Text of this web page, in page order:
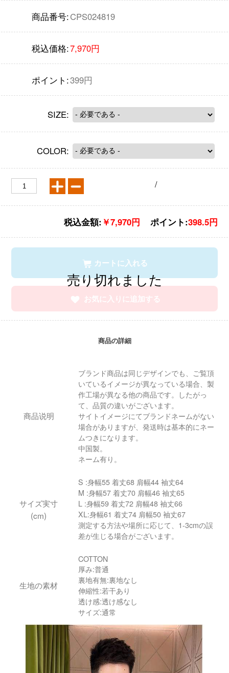
商品番号:CPS024819
税込価格:7,970円
ポイント:399円
SIZE:
COLOR:
/
税込金額: ￥7,970円 ポイント:398.5円
カートに入れる
お気に入りに追加する
商品の詳細
商品说明
ブランド商品は同じデザインでも、ご覧頂
いているイメージが異なっている場合、製
作工場が異なる他の商品です。したがっ
て、品質の違いがございます。
サイトイメージにてブランドネームがない
場合がありますが、発送時は基本的にネー
ムつきになります。
中国製。
ネーム有り。
サイズ実寸
(cm)
S :身幅55 着丈68 肩幅44 袖丈64
M :身幅57 着丈70 肩幅46 袖丈65
L :身幅59 着丈72 肩幅48 袖丈66
XL:身幅61 着丈74 肩幅50 袖丈67
測定する方法や場所に応じて、1-3cmの誤
差が生じる場合がございます。
生地の素材
COTTON
厚み:普通
裏地有無:裏地なし
伸縮性:若干あり
透け感:透け感なし
サイズ:通常